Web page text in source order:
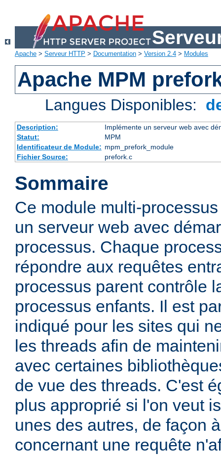
Apache > Serveur HTTP > Documentation > Version 2.4 > Modules
Apache MPM
Langues Disponibles:
Description:
Implémente un serveur web avec
Statut:
MPM
Identificateur de Module: mpm_prefork_module
Fichier Source:
prefork.c
Sommaire
Ce module multi-
un serveur web avec
processus. Chaque
répondre aux requêtes
processus parent contrôle
processus enfants. Il est
indiqué pour les sites qui
les threads afin de
avec certaines
de vue des threads. C'est
plus approprié si l'on veut
unes des autres, de façon
concernant une requête